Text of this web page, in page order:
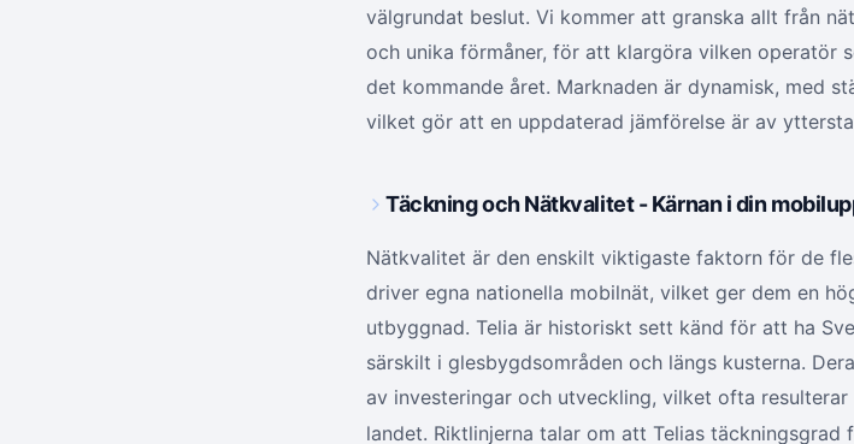
välgrundat beslut. Vi kommer att granska allt från
och unika förmåner, för att klargöra vilken operatör
det kommande året. Marknaden är dynamisk, med
vilket gör att en uppdaterad jämförelse är av
Täckning och Nätkvalitet - Kärnan i din
Nätkvalitet är den enskilt viktigaste faktorn för de
driver egna nationella mobilnät, vilket ger dem en
utbyggnad. Telia är historiskt sett känd för att ha
särskilt i glesbygdsområden och längs kusterna.
av investeringar och utveckling, vilket ofta
landet. Riktlinjerna talar om att Telias täckningsgrad